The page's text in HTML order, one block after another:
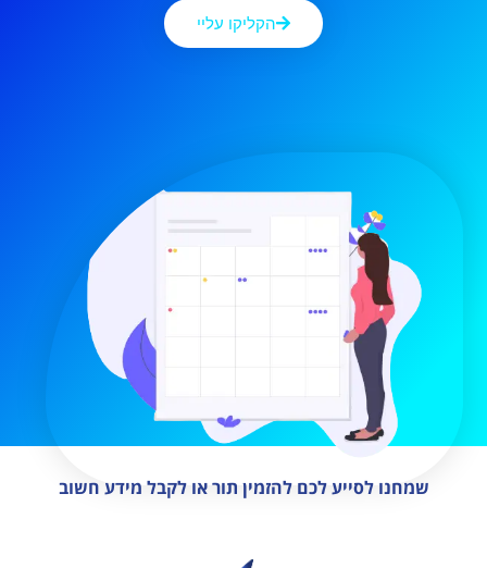
הקליקו עליי
שמחנו לסייע לכם להזמין תור או לקבל מידע חשוב